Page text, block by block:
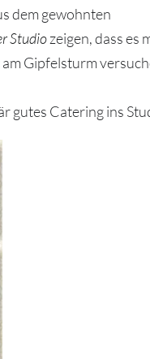
dem gewohnten
Studiozeigen, dass es
Gipfelsturm
gutes Catering ins